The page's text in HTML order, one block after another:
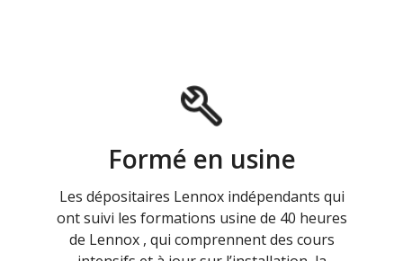
Formé en usine
Les dépositaires Lennox indépendants qui
ont suivi les formations usine de 40 heures
de Lennox , qui comprennent des cours